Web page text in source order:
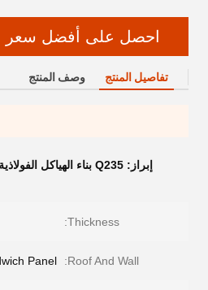
احصل على أفضل سعر
تفاصيل المنتج وصف المنتج
إبراز: Q235 بناء الهياكل الفولاذية
Thickness:
Roof And Wall:
Panel